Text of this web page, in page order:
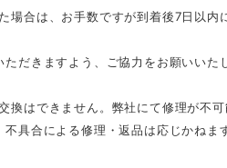
場合は、お手数ですが到着後7日以
だきますよう、ご協力をお願いいた
換はできません。弊社にて修理が不
具合による修理・返品は応じかねま